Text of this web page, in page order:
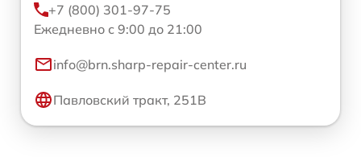
+7 (800) 301-97-75
Ежедневно с 9:00 до 21:00
info@brn.sharp-repair-center.ru
Павловский тракт, 251В